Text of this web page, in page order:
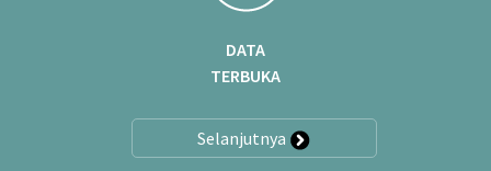
DATA
TERBUKA
Selanjutnya